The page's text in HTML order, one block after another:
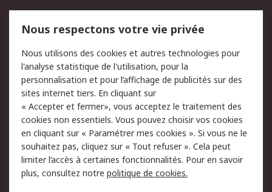
du site
Politique de protection
des données - Mise à
jour
Sécurité des E-mails
Conditions générales
de vente
Politique anti-
corruption
Campagnes marketing
A propos de RS
Nous respectons votre vie privée
Nous utilisons des cookies et autres technologies pour
l'analyse statistique de l'utilisation, pour la
personnalisation et pour l’affichage de publicités sur des
sites internet tiers. En cliquant sur
« Accepter et fermer», vous acceptez le traitement des
cookies non essentiels. Vous pouvez choisir vos cookies
en cliquant sur « Paramétrer mes cookies ». Si vous ne le
souhaitez pas, cliquez sur « Tout refuser ». Cela peut
limiter l’accès à certaines fonctionnalités. Pour en savoir
plus, consultez notre politique de cookies.